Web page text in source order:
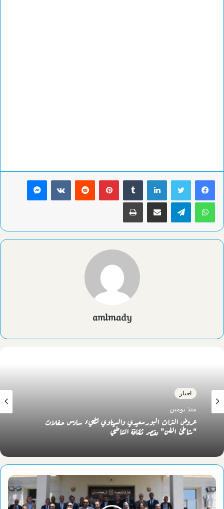
لينكدإن بينتيريست ماسنجر
واتساب تيلقرام مشاركة عبر البريد طباعة
amlmady
منذ يومين
عروض التراث البورسعيدي والسيناوي تضيء سادس حفلات
“شاطئ الفن” بقصر ثقافة الشاطبي
اخبار
منذ يومين
التعليمية في ملتقى الجامعات الثالث